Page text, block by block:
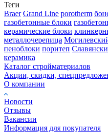
Теги
Braer Grand Line porotherm
газобетонные блоки
керамические блоки
металлочерепица
пеноблоки поритеп
керамика
Каталог стройматериалов
Акции, скидки,
О компании
Новости
Отзывы
Вакансии
Информация для покупателя